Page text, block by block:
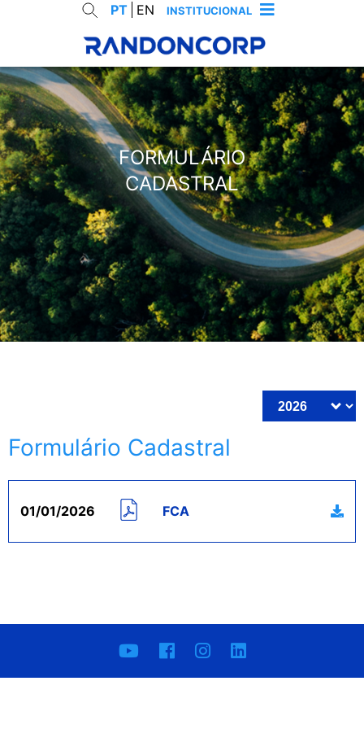
PT EN INSTITUCIONAL
FORMULÁRIO
CADASTRAL
Formulário Cadastral
01/01/2026 FCA